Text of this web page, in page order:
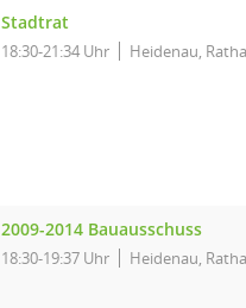
Stadtrat
18:30-21:34 Uhr Heidenau,
2009-2014 Bauausschuss
18:30-19:37 Uhr Heidenau,